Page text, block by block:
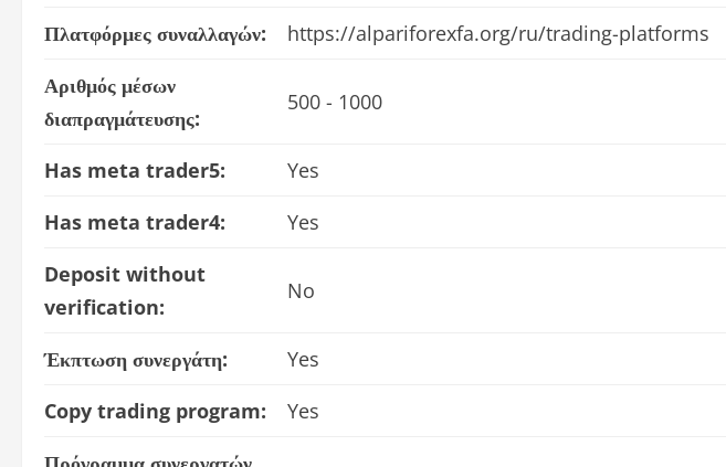
Πλατφόρμες συναλλαγών:
https://alpariforexfa.org/ru/trading-platforms
Αριθμός μέσων
διαπραγμάτευσης:
500 - 1000
Has meta trader5:
Yes
Has meta trader4:
Yes
Deposit without
verification:
No
Έκπτωση συνεργάτη:
Yes
Copy trading program:
Yes